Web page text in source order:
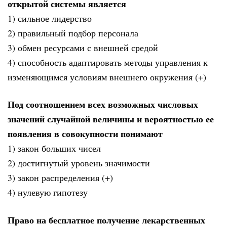
открытой системы является
1) сильное лидерство
2) правильный подбор персонала
3) обмен ресурсами с внешней средой
4) способность адаптировать методы управления к
изменяющимся условиям внешнего окружения (+)
Под соотношением всех возможных числовых
значений случайной величины и вероятностью ее
появления в совокупности понимают
1) закон больших чисел
2) достигнутый уровень значимости
3) закон распределения (+)
4) нулевую гипотезу
Право на бесплатное получение лекарственных